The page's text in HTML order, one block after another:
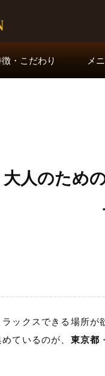
・こだわり メ
人のため
ラックスできる場所
ているのが、 東京都